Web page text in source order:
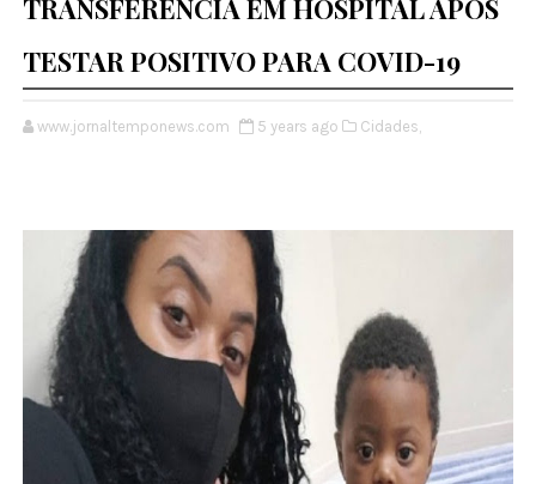
TRANSFERÊNCIA EM HOSPITAL APÓS
TESTAR POSITIVO PARA COVID-19
www.jornaltemponews.com 5 years ago Cidades,